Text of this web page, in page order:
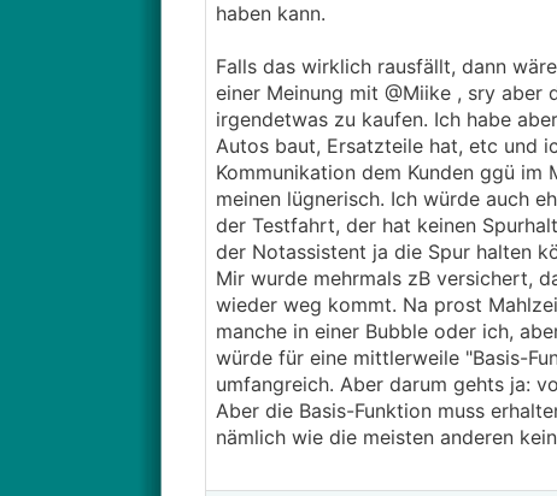
haben kann.
Falls das wirklich rausfällt, dann
einer Meinung mit @­Miike , sry
irgendetwas zu kaufen. Ich habe
Autos baut, Ersatzteile hat, etc und
Kommunikation dem Kunden ggü
meinen lügnerisch. Ich würde auch
der Testfahrt, der hat keinen
der Notassistent ja die Spur halten
Mir wurde mehrmals zB versichert,
wieder weg kommt. Na prost
manche in einer Bubble oder ich,
würde für eine mittlerweile "Basis-
umfangreich. Aber darum gehts ja:
Aber die Basis-Funktion muss
nämlich wie die meisten anderen